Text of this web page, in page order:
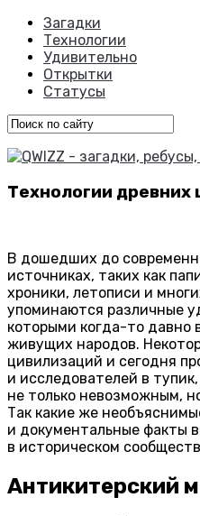
Загадки
Технологии
Удивительно
Открытки
Статусы
Технологии древних
В дошедших до
источниках, таких как
хроники, летописи и
упоминаются различные
которыми когда-то давно
живущих народов.
цивилизаций и сегодня
и исследователей в
не только невозможным,
Так какие же
и документальные факты
в историческом
Антикитерский